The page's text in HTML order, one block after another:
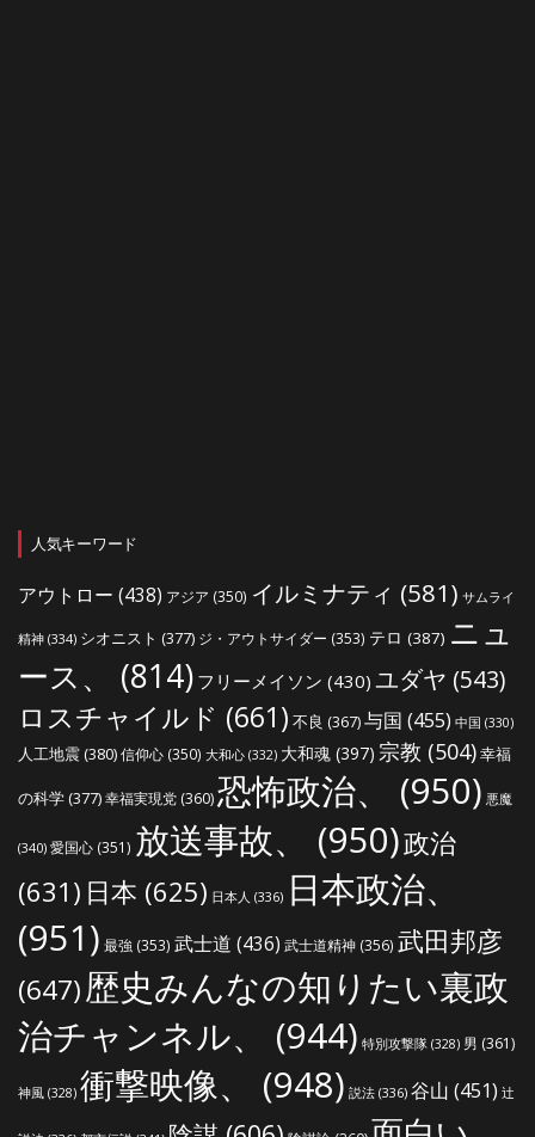
人気キーワード
アウトロー (438) アジア (350) イルミナティ (581) サムライ
精神 (334) シオニスト (377) ジ・アウトサイダー (353) テロ (387) ニュ
ース、
(814) フリーメイソン (430) ユダヤ (543)
ロスチャイルド (661) 不良 (367)与国 (455) 中国 (330)
人工地震(380)信仰心 (350) 大和心 (332) 大和魂 (397) 宗教 (504)幸福
の科学(377)幸福実現党 (360)恐怖政治、 (950) 悪魔
(340) 愛国心 (351) 放送事故、 (950)政治
(631) 日本 (625) 日本人 (336) 日本政治、
(951) 最強 (353) 武士道 (436) 武士道精神 (356) 武田邦彦
(647)歴史みんなの知りたい裏政
治チャンネル、
(944) 特別攻撃隊 (328) 男 (361)
神風 (328) 衝撃映像、 (948) 説法 (336) 谷山 (451) 辻